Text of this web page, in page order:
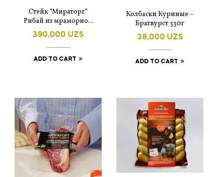
Стейк “Мираторг”
Рибай из мраморной
говядины 320 гр
390,000 UZS
ADD TO CART
Колбаски Куриные –
Братвурст 330г
38,000 UZS
ADD TO CART